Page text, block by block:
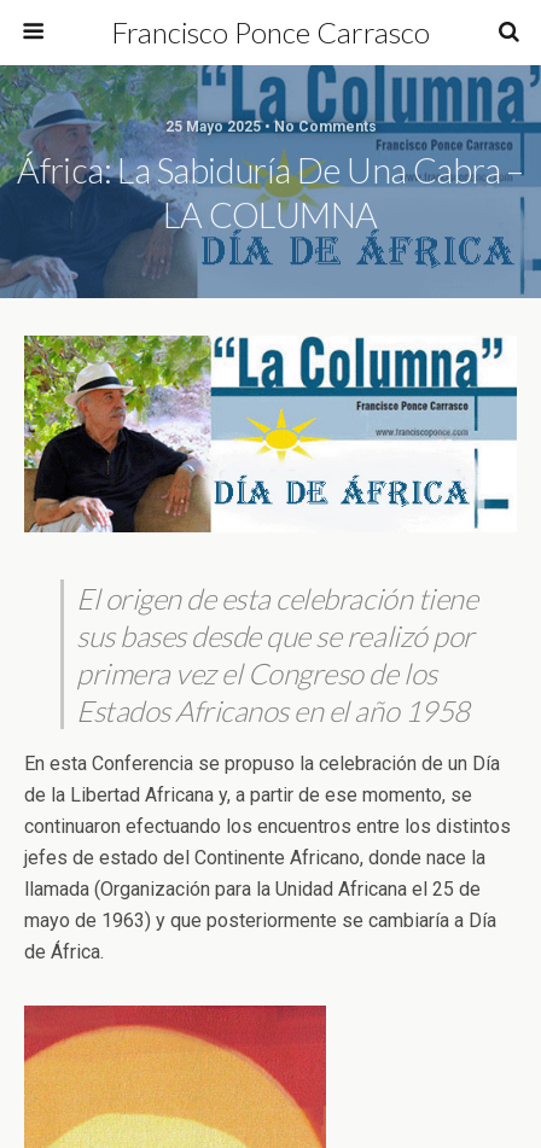
Francisco Ponce Carrasco
25 Mayo 2025 • No Comments
África: La Sabiduría De Una Cabra –
LA COLUMNA
El origen de esta celebración tiene
sus bases desde que se realizó por
primera vez el Congreso de los
Estados Africanos en el año 1958
En esta Conferencia se propuso la celebración de un Día
de la Libertad Africana y, a partir de ese momento, se
continuaron efectuando los encuentros entre los distintos
jefes de estado del Continente Africano, donde nace la
llamada (Organización para la Unidad Africana el 25 de
mayo de 1963) y que posteriormente se cambiaría a Día
de África.